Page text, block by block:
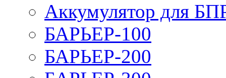
Аккумулятор для
БАРЬЕР-100
БАРЬЕР-200